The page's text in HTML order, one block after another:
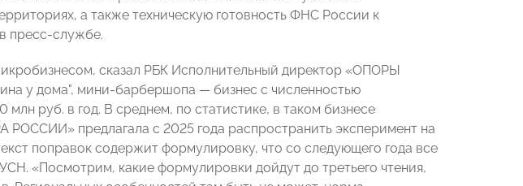
а также техническую готовность ФНС России к
пресс-службе.
сказал РБК Исполнительный директор «ОПОРЫ
у дома", мини-барбершопа — бизнес с численностью
руб. в год. В среднем, по статистике, в таком бизнесе
предлагала с 2025 года распространить эксперимент на
поправок содержит формулировку, что со следующего года все
«Посмотрим, какие формулировки дойдут до третьего чтения,